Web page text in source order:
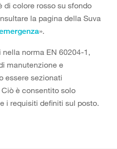
di colore rosso su sfondo
la pagina della Suva
».
norma EN 60204-1,
manutenzione e
essere sezionati
è consentito solo
i requisiti definiti sul posto.